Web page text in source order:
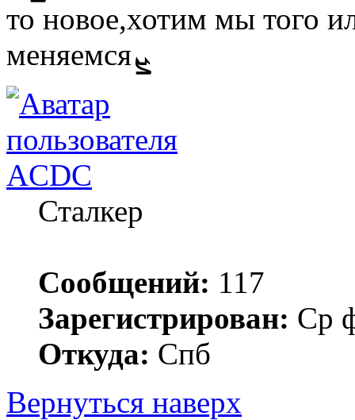
то новое,хотим мы того
меняемсяܨ
ACDC
Сталкер
Сообщений: 117
Зарегистрирован: Ср
Откуда: Спб
Вернуться наверх